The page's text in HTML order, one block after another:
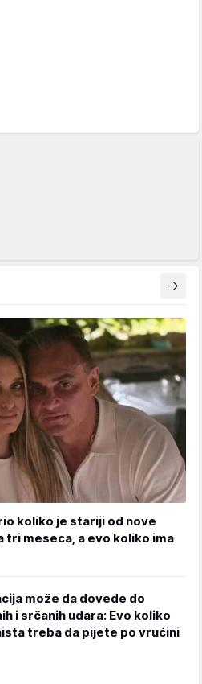
koliko je stariji od nove
tri meseca, a evo koliko ima
može da dovede do
i srčanih udara: Evo koliko
treba da pijete po vrućini